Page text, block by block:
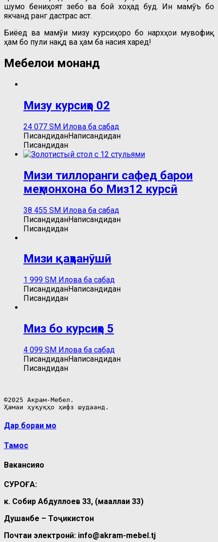
шумо бениҳоят зебо ва бой хоҳад буд. Ин маҷмӯъ бо
якчанд ранг дастрас аст.
Биёед ва маҷмӯи мизу курсиҳоро бо нархҳои мувофиқ
ҳам бо пули нақд ва ҳам ба насия харед!
Мебелҳои монанд
Мизу курсиҳо 02
24 077 ЅМ Илова ба сабад
ПисандиданНаписандидан
Писандидан
Мизи тиллоранги сафед барои
меҳмонхона бо Миз12 курсӣ
38 455 ЅМ Илова ба сабад
ПисандиданНаписандидан
Писандидан
Мизи қаҳванӯшӣ
1 999 ЅМ Илова ба сабад
ПисандиданНаписандидан
Писандидан
Миз бо курсиҳо 5
4 099 ЅМ Илова ба сабад
ПисандиданНаписандидан
Писандидан
©2025 Акрам-Мебел.
Ҳамаи ҳуқуқҳо ҳифз шудаанд.
Дар бораи мо
Тамос
Вакансияҳо
СУРОҒА:
к. Собир Абдуллоев 33, (маҳаллаи 33)
Душанбе – Тоҷикистон
Почтаи электронӣ: info@akram-mebel.tj